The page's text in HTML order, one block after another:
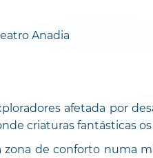
Anadia
afetada por
criaturas fantásticas
zona de conforto numa